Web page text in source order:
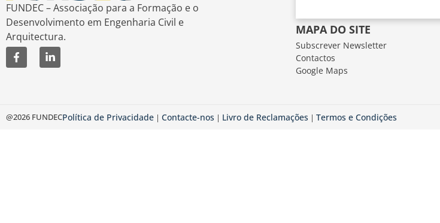
FUNDEC – Associação para a Formação e o
Desenvolvimento em Engenharia Civil e
Arquitectura.
MAPA DO SITE
Subscrever Newsletter
Contactos
Google Maps
@2026 FUNDECPolítica de Privacidade | Contacte-nos | Livro de Reclamações | Termos e Condições